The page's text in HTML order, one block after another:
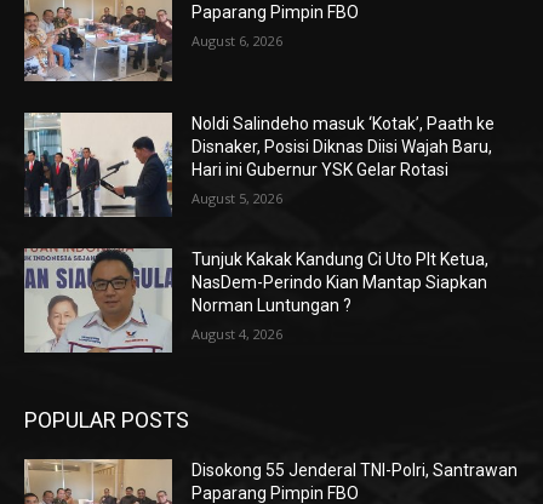
Paparang Pimpin FBO
August 6, 2026
Noldi Salindeho masuk ‘Kotak’, Paath ke
Disnaker, Posisi Diknas Diisi Wajah Baru,
Hari ini Gubernur YSK Gelar Rotasi
August 5, 2026
Tunjuk Kakak Kandung Ci Uto Plt Ketua,
NasDem-Perindo Kian Mantap Siapkan
Norman Luntungan ?
August 4, 2026
POPULAR POSTS
Disokong 55 Jenderal TNI-Polri, Santrawan
Paparang Pimpin FBO